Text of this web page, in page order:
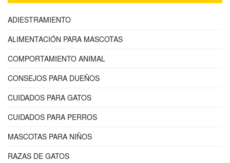
ADIESTRAMIENTO
ALIMENTACIÓN PARA MASCOTAS
COMPORTAMIENTO ANIMAL
CONSEJOS PARA DUEÑOS
CUIDADOS PARA GATOS
CUIDADOS PARA PERROS
MASCOTAS PARA NIÑOS
RAZAS DE GATOS